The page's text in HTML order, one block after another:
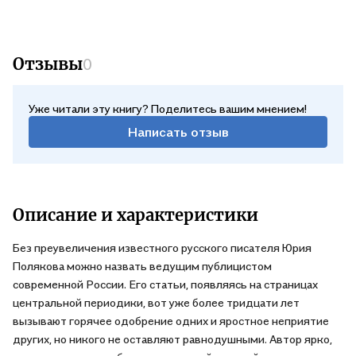
Отзывы0
Уже читали эту книгу? Поделитесь вашим мнением!
Написать отзыв
Описание и характеристики
Без преувеличения известного русского писателя Юрия
Полякова можно назвать ведущим публицистом
современной России. Его статьи, появляясь на страницах
центральной периодики, вот уже более тридцати лет
вызывают горячее одобрение одних и яростное неприятие
других, но никого не оставляют равнодушными. Автор ярко,